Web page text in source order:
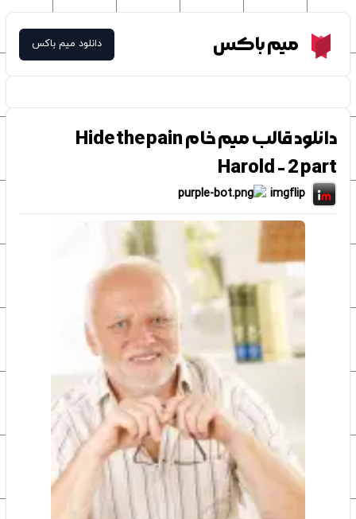
Meme Boxمیم باکس دانلود میم باکس
دانلود قالب میم خام Hide the pain
Harold - 2 part
imgflip